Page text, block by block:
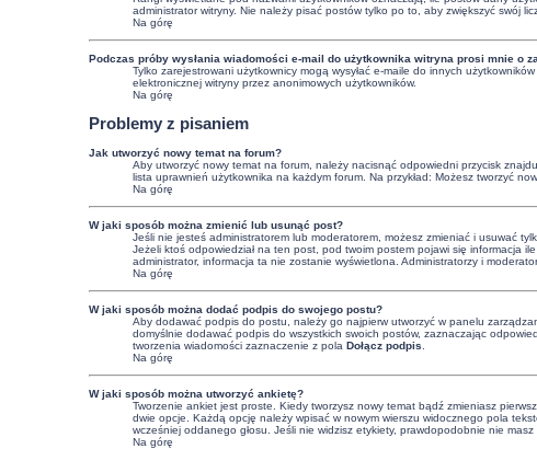
administrator witryny. Nie należy pisać postów tylko po to, aby zwiększyć swój
Na górę
Podczas próby wysłania wiadomości e-mail do użytkownika witryna prosi mnie o
Tylko zarejestrowani użytkownicy mogą wysyłać e-maile do innych
elektronicznej witryny przez anonimowych użytkowników.
Na górę
Problemy z pisaniem
Jak utworzyć nowy temat na forum?
Aby utworzyć nowy temat na forum, należy nacisnąć odpowiedni przycisk
lista uprawnień użytkownika na każdym forum. Na przykład: Możesz tworzyć
Na górę
W jaki sposób można zmienić lub usunąć post?
Jeśli nie jesteś administratorem lub moderatorem, możesz zmieniać i usuwać
Jeżeli ktoś odpowiedział na ten post, pod twoim postem pojawi się informacja
administrator, informacja ta nie zostanie wyświetlona. Administratorzy i
Na górę
W jaki sposób można dodać podpis do swojego postu?
Aby dodawać podpis do postu, należy go najpierw utworzyć w panelu
domyślnie dodawać podpis do wszystkich swoich postów, zaznaczając
tworzenia wiadomości zaznaczenie z pola Dołącz podpis
Na górę
W jaki sposób można utworzyć ankietę?
Tworzenie ankiet jest proste. Kiedy tworzysz nowy temat bądź zmieniasz
dwie opcje. Każdą opcję należy wpisać w nowym wierszu widocznego pola
wcześniej oddanego głosu. Jeśli nie widzisz etykiety, prawdopodobnie nie
Na górę